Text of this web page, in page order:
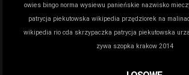
owies bingo norma wysiewu panieńskie nazwisko
patrycja piekutowska wikipedia przędziorek na
wikipedia rio cda skrzypaczka patrycja piekutowska
zywa szopka krakow 2014